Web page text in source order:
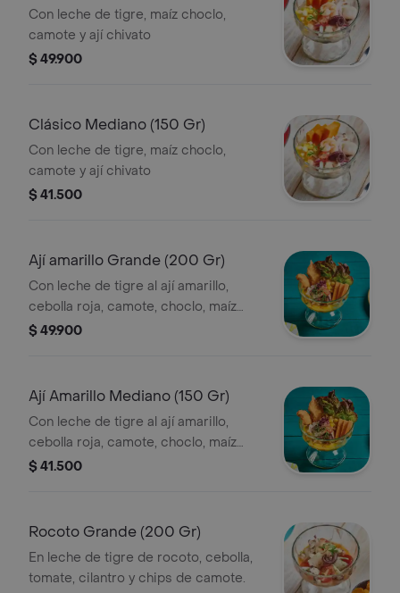
Con leche de tigre, maíz choclo,
camote y ají chivato
$ 49.900
Clásico Mediano (150 Gr)
Con leche de tigre, maíz choclo,
camote y ají chivato
$ 41.500
Ají amarillo Grande (200 Gr)
Con leche de tigre al ají amarillo,
cebolla roja, camote, choclo, maíz
cancha y ají rocoto.
$ 49.900
Ají Amarillo Mediano (150 Gr)
Con leche de tigre al ají amarillo,
cebolla roja, camote, choclo, maíz
cancha y ají rocoto.
$ 41.500
Rocoto Grande (200 Gr)
En leche de tigre de rocoto, cebolla,
tomate, cilantro y chips de camote.